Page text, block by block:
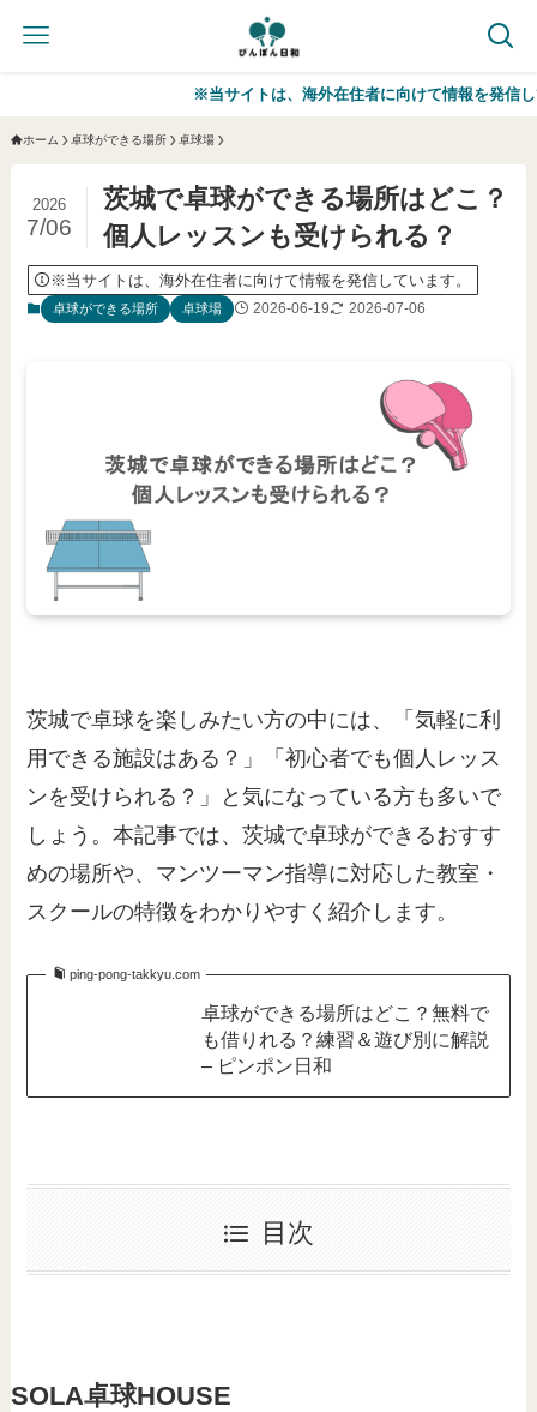
※当サイトは、海外在住者に向けて情報を発信しています。
ホーム 卓球ができる場所 卓球場
茨城で卓球ができる場所はどこ？
個人レッスンも受けられる？
2026
7/06
※当サイトは、海外在住者に向けて情報を発信しています。
卓球ができる場所 卓球場 2026-06-19 2026-07-06
茨城で卓球を楽しみたい方の中には、「気軽に利
用できる施設はある？」「初心者でも個人レッス
ンを受けられる？」と気になっている方も多いで
しょう。本記事では、茨城で卓球ができるおすす
めの場所や、マンツーマン指導に対応した教室・
スクールの特徴をわかりやすく紹介します。
ping-pong-takkyu.com
卓球ができる場所はどこ？無料で
も借りれる？練習＆遊び別に解説
– ピンポン日和
目次
SOLA卓球HOUSE